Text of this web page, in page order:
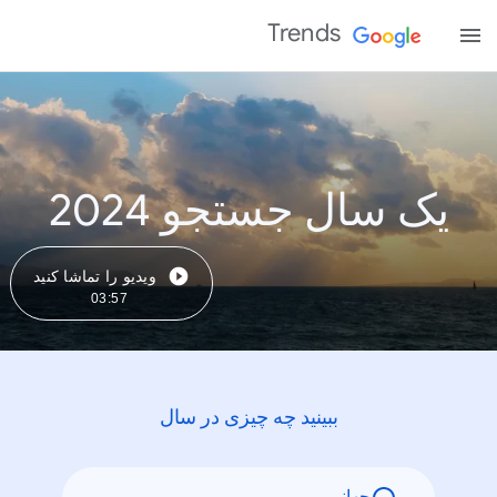
Trends
یک سال جستجو 2024
ویدیو را تماشا کنید
03:57
ببینید چه چیزی در سال